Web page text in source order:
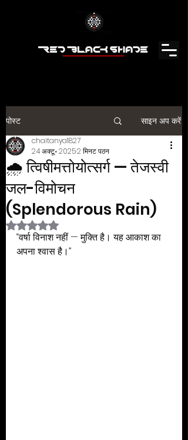
पोस्ट साइन अप करें
🌧️ त्विषीमत्तोयोत्सर्ग — तेजस्वी
जल-विमोचन
(Splendorous Rain)
chaitanya1827
24 अक्टू॰ 20252 मिनट पठन
5 स्टार में से NaN रेटिंग दी गई।
“वर्षा विनाश नहीं — मुक्ति है। यह आकाश का
अपना श्वास है।”